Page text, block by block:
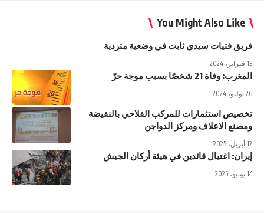
You Might Also Like
فريق فتيات سيدي ثابت في وضعية متردية
13 فبراير، 2024
المغرب: وفاة 21 شخصًا بسبب موجة حرّ
26 يوليو، 2024
تخصيص استثمارات للمركب الفلاحي بالنفيضة
ومصنع الاعلاف ومركز الدواجن
12 أبريل، 2025
إيران: اغتيال قائدين في هيئة أركان الجيش
14 يونيو، 2025